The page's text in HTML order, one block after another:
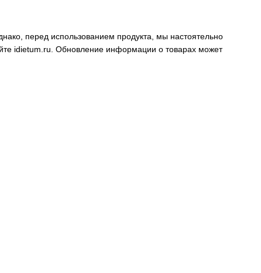
перед использованием продукта, мы настоятельно
idietum.ru . Обновление информации о товарах может